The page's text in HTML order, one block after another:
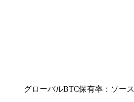
グローバルBTC保有率：ソース